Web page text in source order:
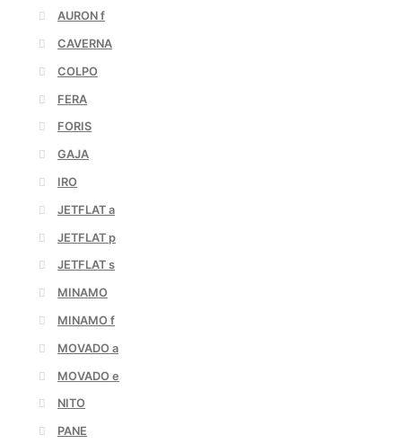
AURON f
CAVERNA
COLPO
FERA
FORIS
GAJA
IRO
JETFLAT a
JETFLAT p
JETFLAT s
MINAMO
MINAMO f
MOVADO a
MOVADO e
NITO
PANE